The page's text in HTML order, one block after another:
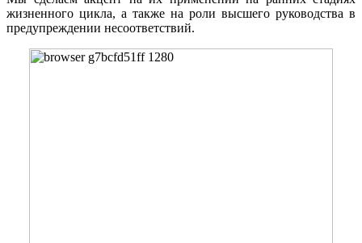
жизненного цикла, а также на роли высшего руководства в
предупреждении несоответствий.